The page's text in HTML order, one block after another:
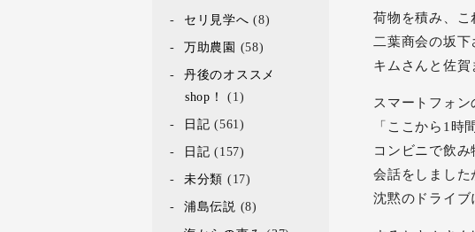
荷物を積み、こ
二葉商会の坂下
キムさんと佐賀
スマートフォ
「ここから1時
コンビニで飲
会話をしまし
沈黙のドライブ
セリ見学へ (8)
万助農園 (58)
丹後のオススメ
shop！
(1)
日記 (561)
日記 (157)
未分類 (17)
浦島伝説 (8)